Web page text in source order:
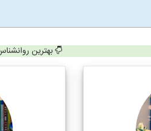
بهترین